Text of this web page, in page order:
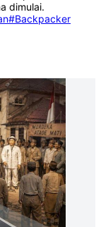
dimulai.
#Backpacker